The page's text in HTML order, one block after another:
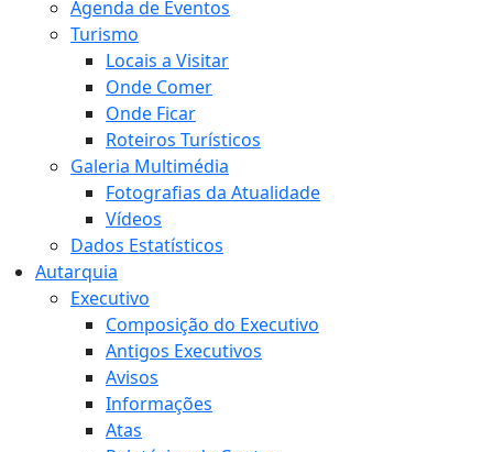
Agenda de Eventos
Turismo
Locais a Visitar
Onde Comer
Onde Ficar
Roteiros Turísticos
Galeria Multimédia
Fotografias da Atualidade
Vídeos
Dados Estatísticos
Autarquia
Executivo
Composição do Executivo
Antigos Executivos
Avisos
Informações
Atas